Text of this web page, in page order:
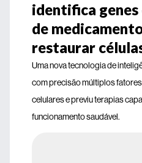
identifica genes
de
restaurar
Uma nova tecnologia de
com precisão múltiplos
celulares e previu terapias
funcionamento saudável.